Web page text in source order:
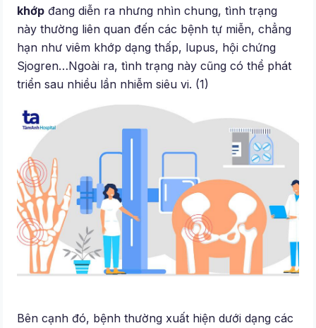
khớp đang diễn ra nhưng nhìn chung, tình trạng
này thường liên quan đến các bệnh tự miễn, chẳng
hạn như viêm khớp dạng thấp, lupus, hội chứng
Sjogren…Ngoài ra, tình trạng này cũng có thể phát
triển sau nhiều lần nhiễm siêu vi. (1)
Bên cạnh đó, bệnh thường xuất hiện dưới dạng các